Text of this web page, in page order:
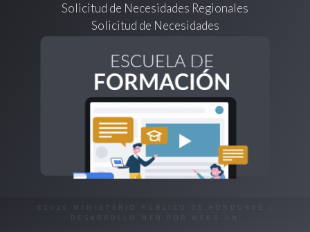
Solicitud de Necesidades Regionales
Solicitud de Necesidades
©2026 MINISTERIO PÚBLICO DE HONDURAS |
DESARROLLO WEB POR
WEBS.HN